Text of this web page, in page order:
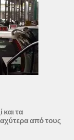
και τα
από τους